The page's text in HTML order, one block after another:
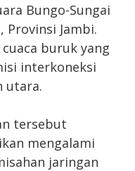
Bungo-Sungai
Provinsi Jambi.
buruk yang
interkoneksi
utara.
tersebut
mengalami
jaringan